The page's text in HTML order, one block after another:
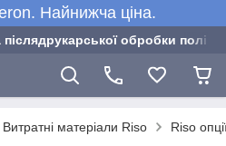
Найнижча ціна.
обробки
Витратні матеріали Riso Riso